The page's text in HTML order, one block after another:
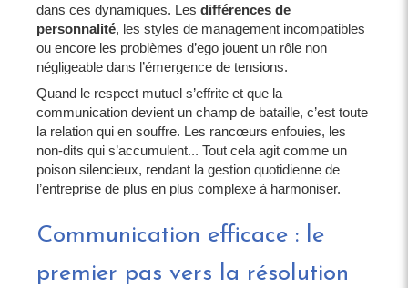
dans ces dynamiques. Les différences de
personnalité, les styles de management incompatibles
ou encore les problèmes d’ego jouent un rôle non
négligeable dans l’émergence de tensions.
Quand le respect mutuel s’effrite et que la
communication devient un champ de bataille, c’est toute
la relation qui en souffre. Les rancœurs enfouies, les
non-dits qui s’accumulent... Tout cela agit comme un
poison silencieux, rendant la gestion quotidienne de
l’entreprise de plus en plus complexe à harmoniser.
Communication efficace : le
premier pas vers la résolution